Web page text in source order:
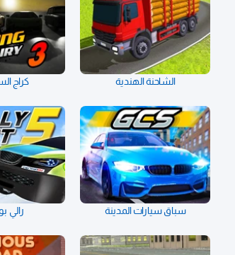
الشاحنة الهندية كراج
سباق سيارات المدينة رالي